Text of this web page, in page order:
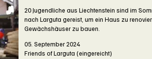
20 Jugendliche aus Liechtenstein sind im
nach Larguta gereist, um ein Haus zu
Gewächshäuser zu bauen.
05. September 2024
Friends of Larguta (eingereicht)